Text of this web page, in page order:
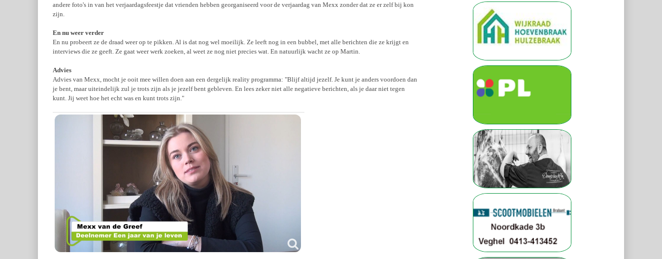
andere foto's in van het verjaardagsfeestje dat vrienden hebben georganiseerd voor de verjaardag van Mexx zonder dat ze er zelf bij kon
zijn.
En nu weer verder
En nu probeert ze de draad weer op te pikken. Al is dat nog wel moeilijk. Ze leeft nog in een bubbel, met alle berichten die ze krijgt en
interviews die ze geeft. Ze gaat weer werk zoeken, al weet ze nog niet precies wat. En natuurlijk wacht ze op Martin.
Advies
Advies van Mexx, mocht je ooit mee willen doen aan een dergelijk reality programma: "Blijf altijd jezelf. Je kunt je anders voordoen dan
je bent, maar uiteindelijk zul je trots zijn als je jezelf bent gebleven. En lees zeker niet alle negatieve berichten, als je daar niet tegen
kunt. Jij weet hoe het echt was en kunt trots zijn."